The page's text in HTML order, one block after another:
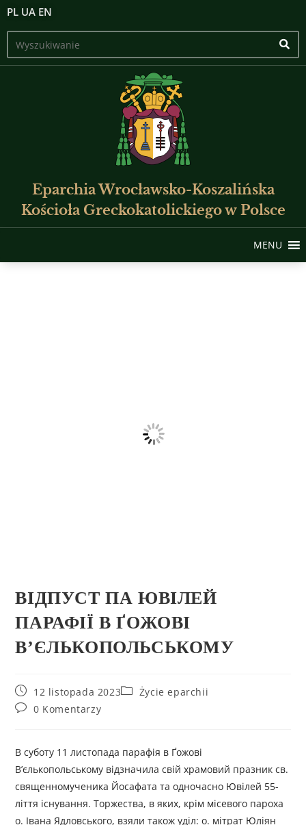
PL UA EN
Eparchia Wrocławsko-Koszalińska
Kościoła Greckokatolickiego w Polsce
MENU
ВІДПУСТ ПА ЮВІЛЕЙ
ПАРАФІЇ В ҐОЖОВІ
В’ЄЛЬКОПОЛЬСЬКОМУ
12 listopada 2023
Życie eparchii
0 Komentarzy
В суботу 11 листопада парафія в Ґожові
В’єлькопольському відзначила свій храмовий празник св.
священномученика Йосафата та одночасно Ювілей 55-
ліття існування. Торжества, в яких, крім місевого пароха
о. Івана Ядловського, взяли також уділ: о. мітрат Юліян